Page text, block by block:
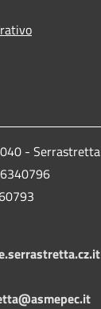
- Serrastretta